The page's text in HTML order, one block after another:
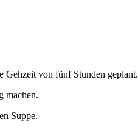
Gehzeit von fünf Stunden geplant.
machen.
Suppe.